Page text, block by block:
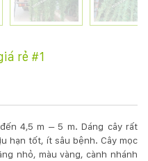
rẻ #1
4,5 m – 5 m. Dáng cây rất
hạn tốt, ít sâu bệnh. Cây mọc
nhỏ, màu vàng, cành nhánh